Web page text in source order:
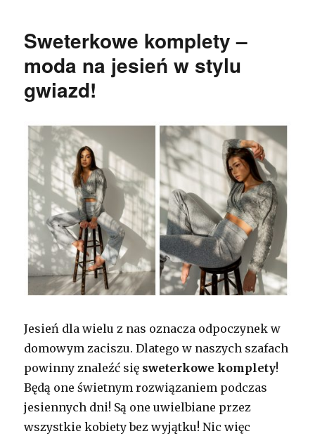
Sweterkowe komplety –
moda na jesień w stylu
gwiazd!
Jesień dla wielu z nas oznacza odpoczynek w
domowym zaciszu. Dlatego w naszych szafach
powinny znaleźć się sweterkowe komplety!
Będą one świetnym rozwiązaniem podczas
jesiennych dni! Są one uwielbiane przez
wszystkie kobiety bez wyjątku! Nic więc